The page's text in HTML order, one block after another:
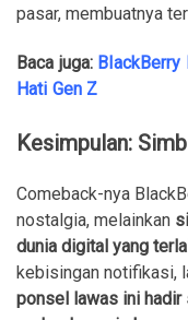
pasar, membuatnya
Baca juga:
Hati Gen Z
Kesimpulan:
Comeback-nya
nostalgia, melainkan
dunia digital yang
kebisingan notifikasi,
ponsel lawas ini